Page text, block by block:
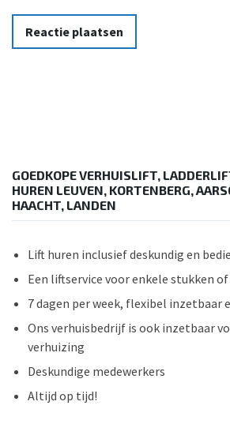
GOEDKOPE VERHUISLIFT,
HUREN LEUVEN, KORTENBERG,
HAACHT, LANDEN
Lift huren inclusief deskundig en
Een liftservice voor enkele stukken
7 dagen per week, flexibel inzetbaar
Ons verhuisbedrijf is ook inzetbaar
verhuizing
Deskundige medewerkers
Altijd op tijd!